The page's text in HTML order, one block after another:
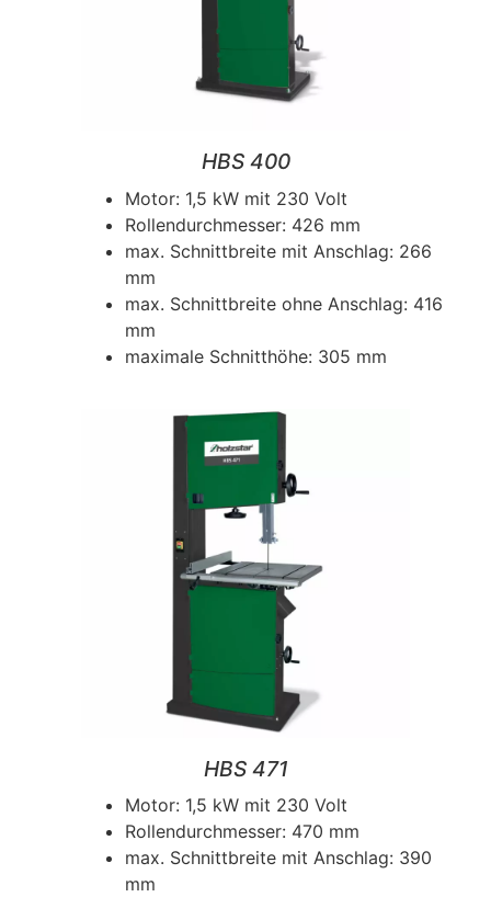
HBS 400
Motor: 1,5 kW mit 230 Volt
Rollendurchmesser: 426 mm
max. Schnittbreite mit Anschlag: 266
mm
max. Schnittbreite ohne Anschlag: 416
mm
maximale Schnitthöhe: 305 mm
HBS 471
Motor: 1,5 kW mit 230 Volt
Rollendurchmesser: 470 mm
max. Schnittbreite mit Anschlag: 390
mm